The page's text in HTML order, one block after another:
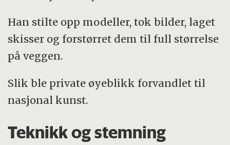
Han stilte opp modeller, tok bilder, laget
skisser og forstørret dem til full størrelse
på veggen.
Slik ble private øyeblikk forvandlet til
nasjonal kunst.
Teknikk og stemning